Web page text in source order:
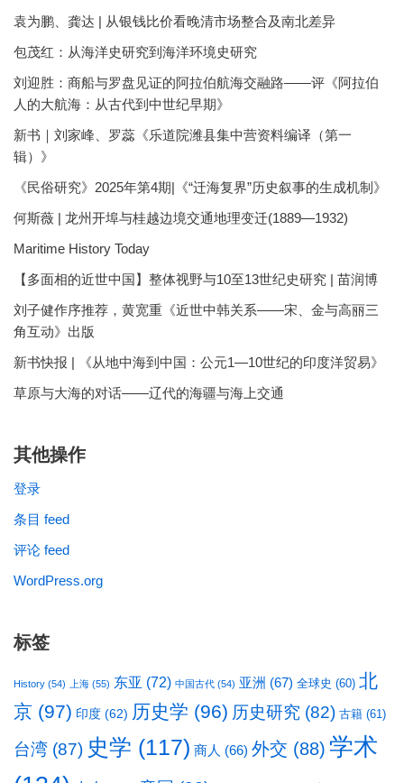
袁为鹏、龚达 | 从银钱比价看晚清市场整合及南北差异
包茂红：从海洋史研究到海洋环境史研究
刘迎胜：商船与罗盘见证的阿拉伯航海交融路——评《阿拉伯
人的大航海：从古代到中世纪早期》
新书｜刘家峰、罗蕊《乐道院潍县集中营资料编译（第一
辑）》
《民俗研究》2025年第4期|《“迁海复界”历史叙事的生成机制》
何斯薇 | 龙州开埠与桂越边境交通地理变迁(1889—1932)
Maritime History Today
【多面相的近世中国】整体视野与10至13世纪史研究 | 苗润博
刘子健作序推荐，黄宽重《近世中韩关系——宋、金与高丽三
角互动》出版
新书快报 | 《从地中海到中国：公元1—10世纪的印度洋贸易》
草原与大海的对话——辽代的海疆与海上交通
其他操作
登录
条目 feed
评论 feed
WordPress.org
标签
History (54) 上海 (55) 东亚 (72) 中国古代 (54) 亚洲 (67) 全球史 (60) 北
京 (97) 印度 (62) 历史学 (96) 历史研究 (82) 古籍 (61)
台湾 (87) 史学 (117) 商人 (66) 外交 (88) 学术